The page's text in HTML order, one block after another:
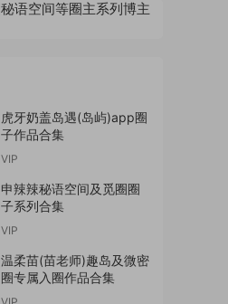
虎牙奶盖岛遇(岛屿)app圈
子作品合集
VIP
申辣辣秘语空间及觅圈圈
子系列合集
VIP
温柔苗(苗老师)趣岛及微密
圈专属入圈作品合集